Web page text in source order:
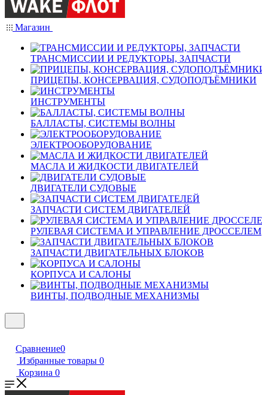
Магазин
ТРАНСМИССИИ И РЕДУКТОРЫ, ЗАПЧАСТИ
ПРИЦЕПЫ, КОНСЕРВАЦИЯ, СУДОПОДЪЁМНИКИ
ИНСТРУМЕНТЫ
БАЛЛАСТЫ, СИСТЕМЫ ВОЛНЫ
ЭЛЕКТРООБОРУДОВАНИЕ
МАСЛА И ЖИДКОСТИ ДВИГАТЕЛЕЙ
ДВИГАТЕЛИ СУДОВЫЕ
ЗАПЧАСТИ СИСТЕМ ДВИГАТЕЛЕЙ
РУЛЕВАЯ СИСТЕМА И УПРАВЛЕНИЕ ДРОССЕЛЕМ
ЗАПЧАСТИ ДВИГАТЕЛЬНЫХ БЛОКОВ
КОРПУСА И САЛОНЫ
ВИНТЫ, ПОДВОДНЫЕ МЕХАНИЗМЫ
Сравнение0
Избранные товары 0
Корзина 0